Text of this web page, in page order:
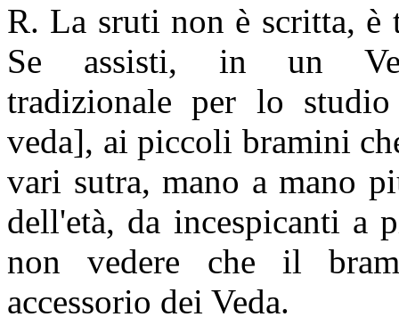
R. La sruti non è scritta, è
Se assisti, in un
tradizionale per lo
veda], ai piccoli bramini
vari sutra, mano a mano
dell'età, da incespicanti a
non vedere che il
accessorio dei Veda.